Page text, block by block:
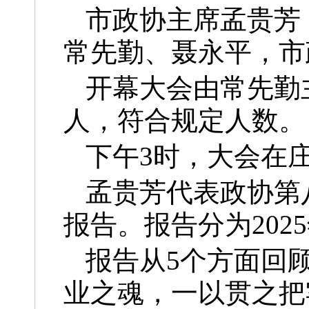
市政协主席孟贵
常先勤、聂永平，
开幕大会由常先
人，符合规定人数。
下午3时，大会在
孟贵芳代表政协
报告。报告分为
报告从5个方面回
业之魂，一以贯之